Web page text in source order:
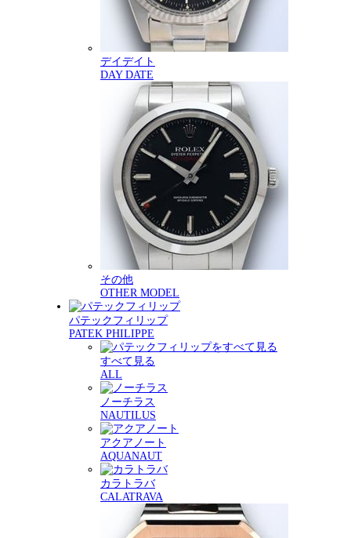
デイデイト
DAY DATE
その他
OTHER MODEL
パテックフィリップ
PATEK PHILIPPE
すべて見る
ALL
ノーチラス
NAUTILUS
アクアノート
AQUANAUT
カラトラバ
CALATRAVA